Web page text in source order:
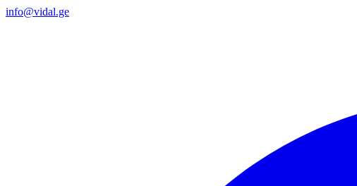
info@vidal.ge